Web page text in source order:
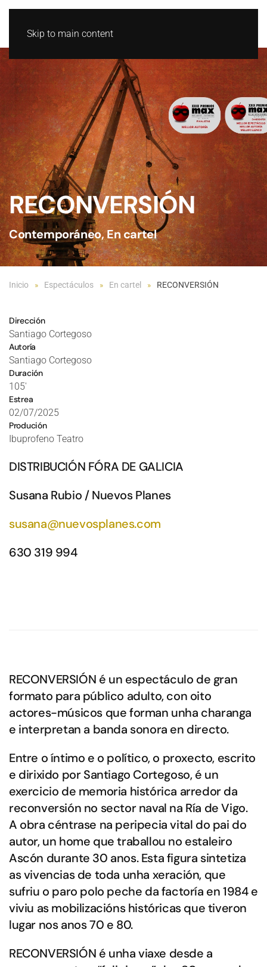
Skip to main content
RECONVERSIÓN
Contemporáneo,En cartel
Inicio Espectáculos En cartel RECONVERSIÓN
Dirección
Santiago Cortegoso
Autoría
Santiago Cortegoso
Duración
105'
Estrea
02/07/2025
Produción
Ibuprofeno Teatro
DISTRIBUCIÓN FÓRA DE GALICIA
Susana Rubio / Nuevos Planes
susana@nuevosplanes.com
630 319 994
RECONVERSIÓN é un espectáculo de gran
formato para público adulto, con oito
actores-músicos que forman unha charanga
e interpretan a banda sonora en directo.
Entre o íntimo e o político, o proxecto, escrito
e dirixido por Santiago Cortegoso, é un
exercicio de memoria histórica arredor da
reconversión no sector naval na Ría de Vigo.
A obra céntrase na peripecia vital do pai do
autor, un home que traballou no estaleiro
Ascón durante 30 anos. Esta figura sintetiza
as vivencias de toda unha xeración, que
sufriu o paro polo peche da factoría en 1984 e
viviu as mobilizacións históricas que tiveron
lugar nos anos 70 e 80.
RECONVERSIÓN é unha viaxe desde a